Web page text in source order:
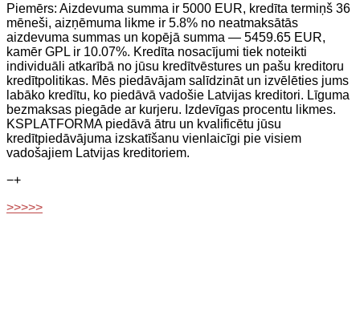
Piemērs: Aizdevuma summa ir 5000 EUR, kredīta termiņš 36
mēneši, aizņēmuma likme ir 5.8% no neatmaksātās
aizdevuma summas un kopējā summa — 5459.65 EUR,
kamēr GPL ir 10.07%. Kredīta nosacījumi tiek noteikti
individuāli atkarībā no jūsu kredītvēstures un pašu kreditoru
kredītpolitikas. Mēs piedāvājam salīdzināt un izvēlēties jums
labāko kredītu, ko piedāvā vadošie Latvijas kreditori. Līguma
bezmaksas piegāde ar kurjeru. Izdevīgas procentu likmes.
KSPLATFORMA piedāvā ātru un kvalificētu jūsu
kredītpiedāvājuma izskatīšanu vienlaicīgi pie visiem
vadošajiem Latvijas kreditoriem.
−+
>>>>>